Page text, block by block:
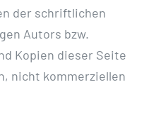
der schriftlichen
Autors bzw.
Kopien dieser Seite
nicht kommerziellen